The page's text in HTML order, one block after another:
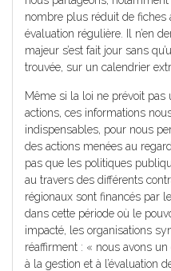
nombre plus réduit de fiches
évaluation régulière. Il n’en
majeur s’est fait jour sans
trouvée, sur un calendrier
Même si la loi ne prévoit
actions, ces informations
indispensables, pour nous
des actions menées au
pas que les politiques
au travers des différents
régionaux sont financés par
dans cette période où le
impacté, les organisations
réaffirment : « nous avons
à la gestion et à l’évaluation